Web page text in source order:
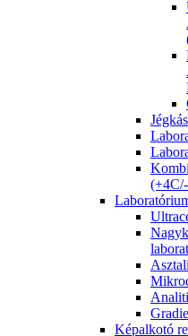
Képalkotó